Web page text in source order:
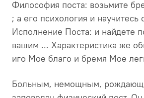
Философия поста: возьмите
; а его психология и научитесь
Исполнение Поста: и найдете
вашим ... Характеристика же
иго Мое благо и бремя Мое
Больным, немощным,